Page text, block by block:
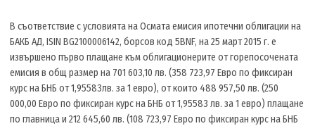
В съответствие с условията на Осмата емисия ипотечни облигации на
БАКБ АД, ISIN BG2100006142, борсов код 5BNF, на 25 март 2015 г. е
извършено първо плащане към облигационерите от горепосочената
емисия в общ размер на 701 603,10 лв. (358 723,97 Евро по фиксиран
курс на БНБ от 1,95583лв. за 1 евро), от които 488 957,50 лв. (250
000,00 Евро по фиксиран курс на БНБ от 1,95583 лв. за 1 евро) плащане
по главница и 212 645,60 лв. (108 723,97 Евро по фиксиран курс на БНБ